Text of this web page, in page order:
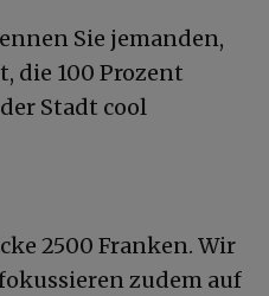
Sie jemanden,
die 100 Prozent
Stadt cool
2500 Franken. Wir
zudem auf